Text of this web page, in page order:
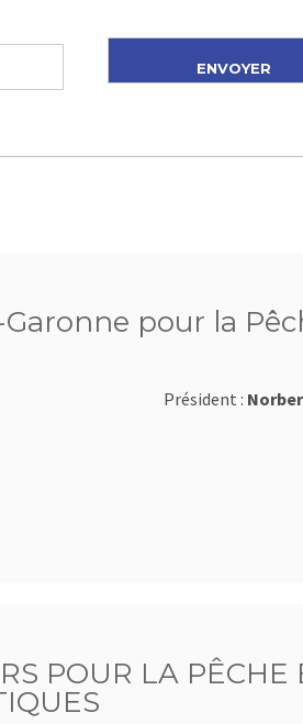
pour la
Président :
POUR LA PÊCHE